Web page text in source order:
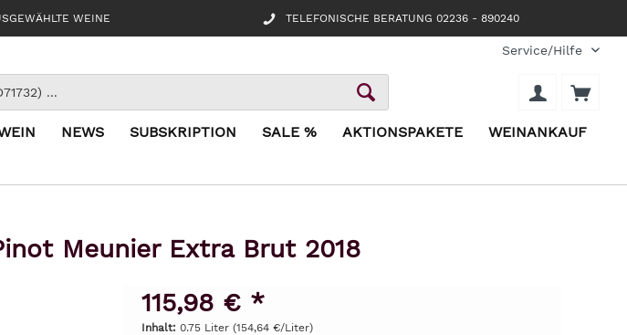
WEINE TELEFONISCHE BERATUNG 02236 - 890240
Service/Hilfe
NEWS SUBSKRIPTION SALE % AKTIONSPAKETE WEINANKAUF
Meunier Extra Brut 2018
115,98 € *
Inhalt: 0.75 Liter (154,64 €/Liter)